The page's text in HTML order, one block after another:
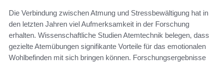
Die Verbindung zwischen Atmung und Stressbewältigung hat in
den letzten Jahren viel Aufmerksamkeit in der Forschung
erhalten. Wissenschaftliche Studien Atemtechnik belegen, dass
gezielte Atemübungen signifikante Vorteile für das emotionalen
Wohlbefinden mit sich bringen können. Forschungsergebnisse